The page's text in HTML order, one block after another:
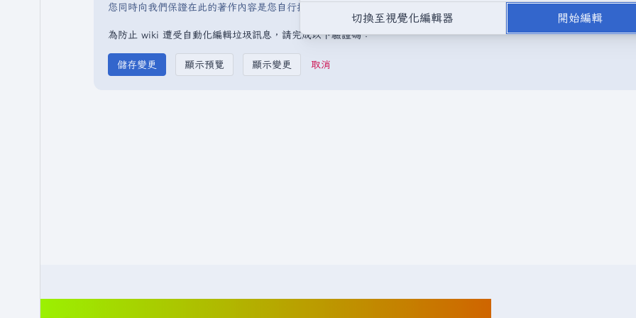
您同時向我們保證在此的著作內容是您自行撰寫，或是取自不受版權保護的公開領域或自由資源。請勿在未經授權的情況
為防止 wiki 遭受自動化編輯垃圾訊息，請完成以下驗證碼：
取消
切換至視覺化編輯器 開始編輯